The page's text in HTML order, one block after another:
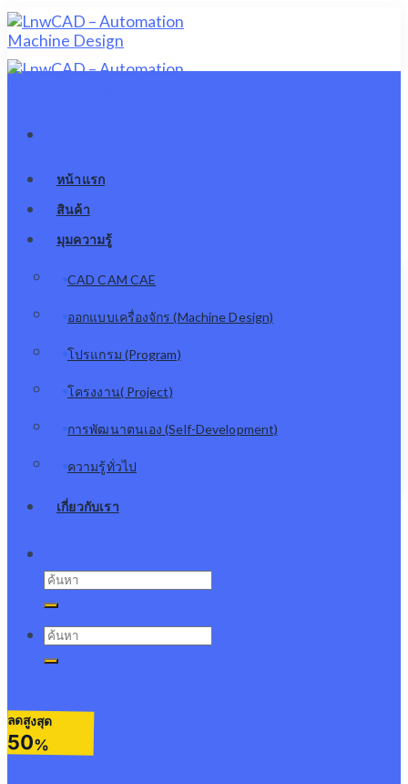
Skip
to
content
หน้าแรก
สินค้า
มุมความรู้
CAD CAM CAE
ออกแบบเครื่องจักร (Machine Design)
โปรแกรม (Program)
โครงงาน( Project)
การพัฒนาตนเอง (Self-Development)
ความรู้ทั่วไป
เกี่ยวกับเรา
Search
for:
Search
ลดสูงสุด
50%